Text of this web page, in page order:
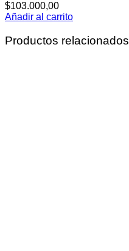
$103.000,00
Añadir al carrito
Productos relacionados